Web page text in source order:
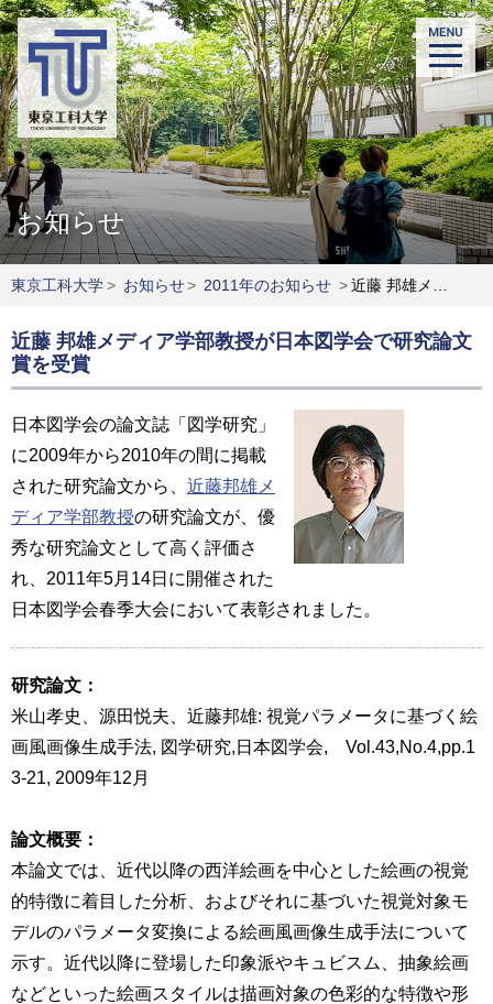
お知らせ
東京工科大学> お知らせ> 2011年のお知らせ >近藤 邦雄メディア学部教授が日本図学会で研究論文賞を受賞
近藤 邦雄メディア学部教授が日本図学会で研究論文
賞を受賞
日本図学会の論文誌「図学研究」
に2009年から2010年の間に掲載
された研究論文から、 近藤邦雄メ
ディア学部教授の研究論文が、優
秀な研究論文として高く評価さ
れ、2011年5月14日に開催された
日本図学会春季大会において表彰されました。
研究論文：
米山孝史、源田悦夫、近藤邦雄: 視覚パラメータに基づく絵
画風画像生成手法, 図学研究,日本図学会, Vol.43,No.4,pp.1
3-21, 2009年12月
論文概要：
本論文では、近代以降の西洋絵画を中心とした絵画の視覚
的特徴に着目した分析、およびそれに基づいた視覚対象モ
デルのパラメータ変換による絵画風画像生成手法について
示す。近代以降に登場した印象派やキュビスム、抽象絵画
などといった絵画スタイルは描画対象の色彩的な特徴や形